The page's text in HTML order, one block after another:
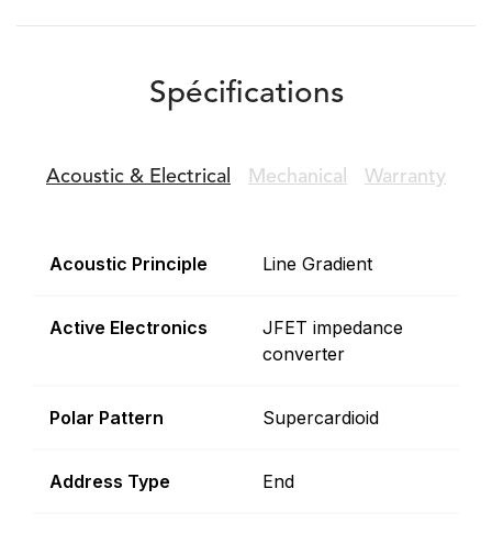
Spécifications
Acoustic & Electrical Mechanical Warranty
Acoustic Principle Line Gradient
Active Electronics
JFET impedance
converter
Polar Pattern Supercardioid
Address Type End